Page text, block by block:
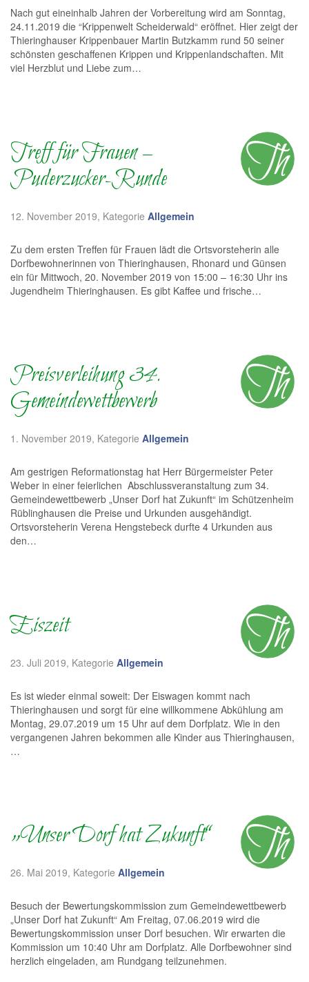
Nach gut eineinhalb Jahren der Vorbereitung wird am Sonntag,
24.11.2019 die “Krippenwelt Scheiderwald“ eröffnet. Hier zeigt der
Thieringhauser Krippenbauer Martin Butzkamm rund 50 seiner
schönsten geschaffenen Krippen und Krippenlandschaften. Mit
viel Herzblut und Liebe zum…
Treff für Frauen –
Puderzucker-Runde
12. November 2019, Kategorie Allgemein
Zu dem ersten Treffen für Frauen lädt die Ortsvorsteherin alle
Dorfbewohnerinnen von Thieringhausen, Rhonard und Günsen
ein für Mittwoch, 20. November 2019 von 15:00 – 16:30 Uhr ins
Jugendheim Thieringhausen. Es gibt Kaffee und frische…
Preisverleihung 34.
Gemeindewettbewerb
1. November 2019, Kategorie Allgemein
Am gestrigen Reformationstag hat Herr Bürgermeister Peter
Weber in einer feierlichen Abschlussveranstaltung zum 34.
Gemeindewettbewerb „Unser Dorf hat Zukunft“ im Schützenheim
Rüblinghausen die Preise und Urkunden ausgehändigt.
Ortsvorsteherin Verena Hengstebeck durfte 4 Urkunden aus
den…
Eiszeit
23. Juli 2019, Kategorie Allgemein
Es ist wieder einmal soweit: Der Eiswagen kommt nach
Thieringhausen und sorgt für eine willkommene Abkühlung am
Montag, 29.07.2019 um 15 Uhr auf dem Dorfplatz. Wie in den
vergangenen Jahren bekommen alle Kinder aus Thieringhausen,
…
„Unser Dorf hat Zukunft“
26. Mai 2019, Kategorie Allgemein
Besuch der Bewertungskommission zum Gemeindewettbewerb
„Unser Dorf hat Zukunft“ Am Freitag, 07.06.2019 wird die
Bewertungskommission unser Dorf besuchen. Wir erwarten die
Kommission um 10:40 Uhr am Dorfplatz. Alle Dorfbewohner sind
herzlich eingeladen, am Rundgang teilzunehmen.